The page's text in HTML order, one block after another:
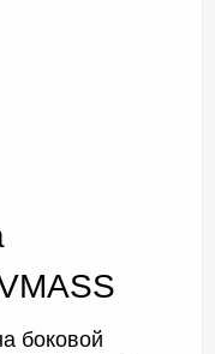
боковой